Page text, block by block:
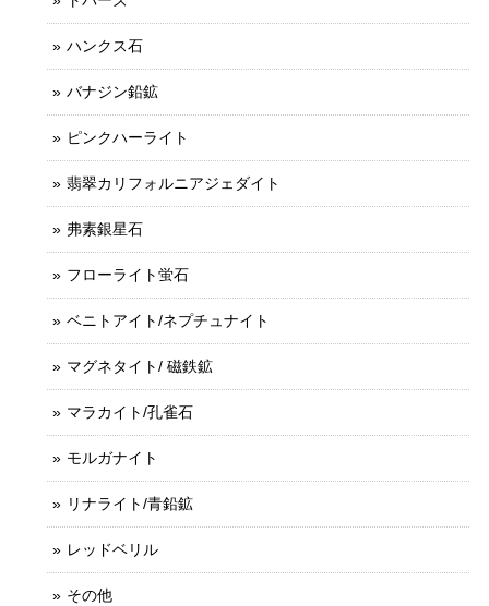
ハンクス石
バナジン鉛鉱
ピンクハーライト
翡翠カリフォルニアジェダイト
弗素銀星石
フローライト蛍石
ベニトアイト/ネプチュナイト
マグネタイト/ 磁鉄鉱
マラカイト/孔雀石
モルガナイト
リナライト/青鉛鉱
レッドベリル
その他